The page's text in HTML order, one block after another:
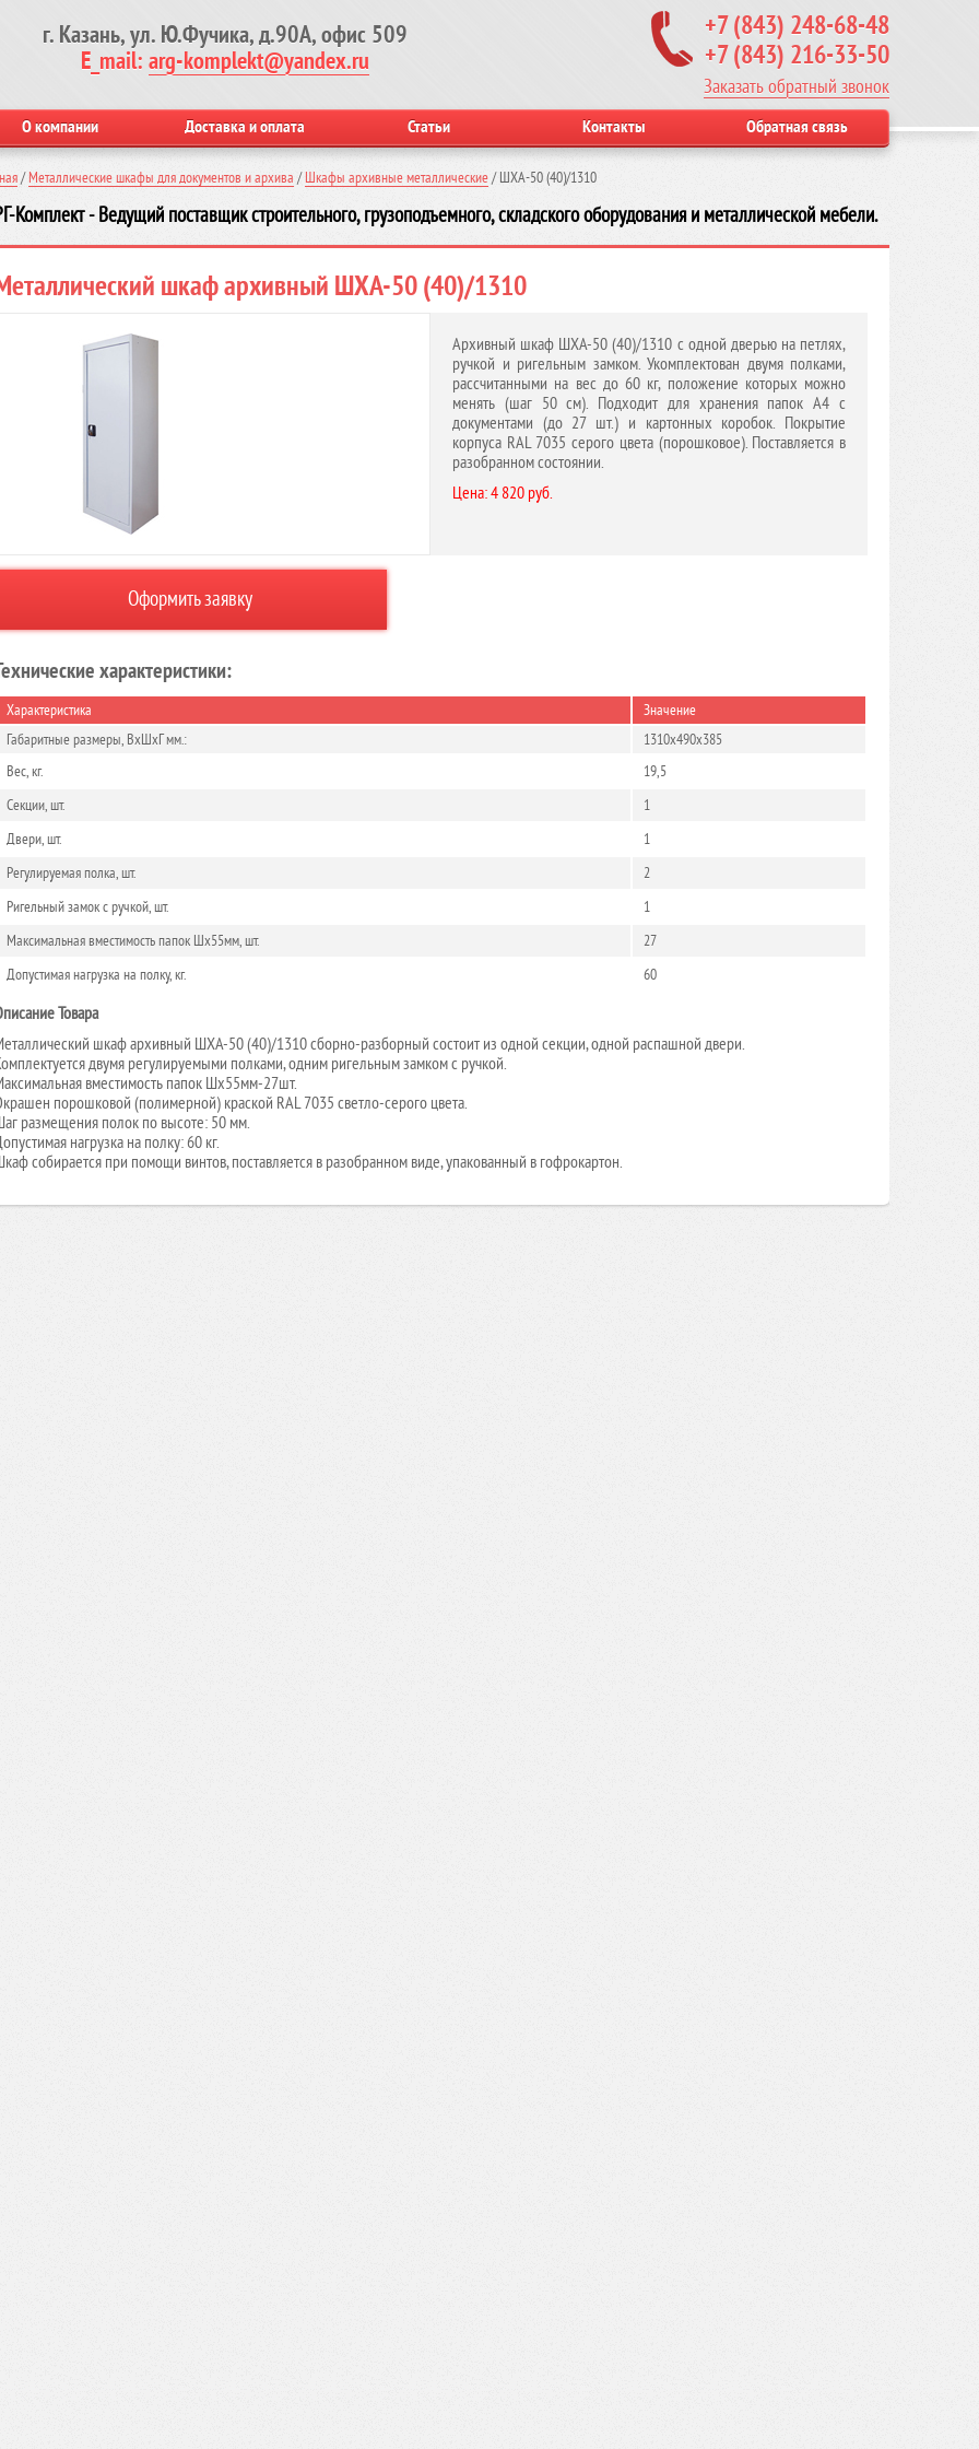
г. Казань, ул. Ю.Фучика, д.90А, офис 509
E_mail:arg-komplekt@yandex.ru
+7 (843) 248-68-48
+7 (843) 216-33-50
Заказать обратный звонок
О компании Доставка и оплата Статьи Контакты Обратная связь
/ Металлические шкафы для документов и архива / Шкафы архивные металлические / ШХА-50 (40)/1310
Комплект - Ведущий поставщик строительного, грузоподъемного, складского оборудования и металлической мебели.
шкаф архивный ШХА-50 (40)/1310
Оформить заявку
Архивный шкаф ШХА-50 (40)/1310 с одной дверью на петлях,
ручкой и ригельным замком. Укомплектован двумя полками,
рассчитанными на вес до 60 кг, положение которых можно
менять (шаг 50 см). Подходит для хранения папок А4 с
документами (до 27 шт.) и картонных коробок. Покрытие
корпуса RAL 7035 серого цвета (порошковое). Поставляется в
разобранном состоянии.
Цена: 4 820 руб.
характеристики:
Характеристика
Значение
Габаритные размеры, ВхШхГ мм.:
1310x490x385
Вес, кг.
19,5
Секции, шт. 1
Двери, шт. 1
Регулируемая полка, шт. 2
Ригельный замок с ручкой, шт. 1
Максимальная вместимость папок Шх55мм, шт. 27
Допустимая нагрузка на полку, кг. 60
Товара
шкаф архивный ШХА-50 (40)/1310 сборно-разборный состоит из одной секции, одной распашной двери.
двумя регулируемыми полками, одним ригельным замком с ручкой.
вместимость папок Шх55мм-27шт.
порошковой (полимерной) краской RAL 7035 светло-серого цвета.
размещения полок по высоте: 50 мм.
нагрузка на полку: 60 кг.
собирается при помощи винтов, поставляется в разобранном виде, упакованный в гофрокартон.